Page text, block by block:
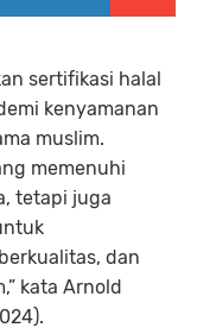
sertifikasi halal
kenyamanan
muslim.
memenuhi
tetapi juga
dan
kata Arnold